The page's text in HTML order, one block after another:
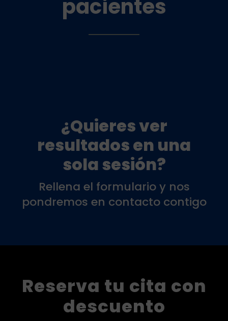
pacientes
¿Quieres ver
resultados en una
sola sesión?
Rellena el formulario y nos
pondremos en contacto contigo
Reserva tu cita con
descuento